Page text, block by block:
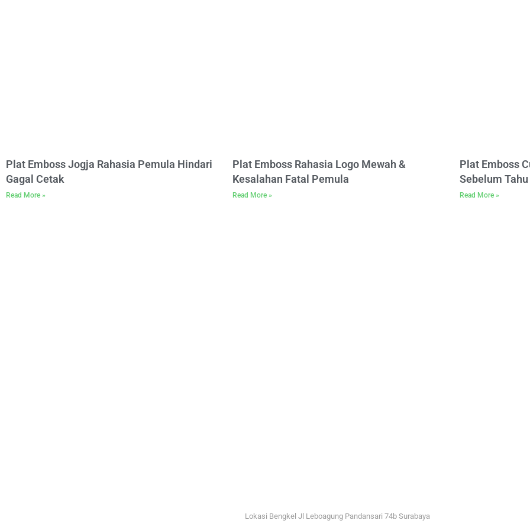
Plat Emboss Jogja Rahasia Pemula Hindari
Gagal Cetak
Read More »
Plat Emboss Rahasia Logo Mewah &
Kesalahan Fatal Pemula
Read More »
Plat Emboss
Sebelum
Read More »
Lokasi Bengkel Jl Leboagung Pandansari 74b Surabaya